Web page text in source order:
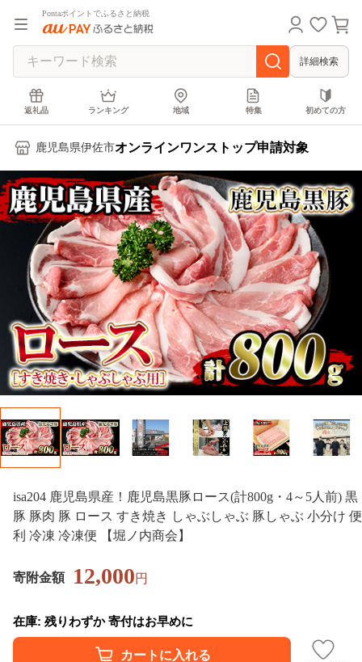
Pontaポイントでふるさと納税
詳細検索
返礼品 ランキング 地域 特集 初めての方
鹿児島県伊佐市オンラインワンストップ申請対象
isa204 鹿児島県産！鹿児島黒豚ロース(計800g・4～5人前) 黒
豚 豚肉 豚 ロース すき焼き しゃぶしゃぶ 豚しゃぶ 小分け 便
利 冷凍 冷凍便 【堀ノ内商会】
寄附金額 12,000円
在庫: 残りわずか 寄付はお早めに